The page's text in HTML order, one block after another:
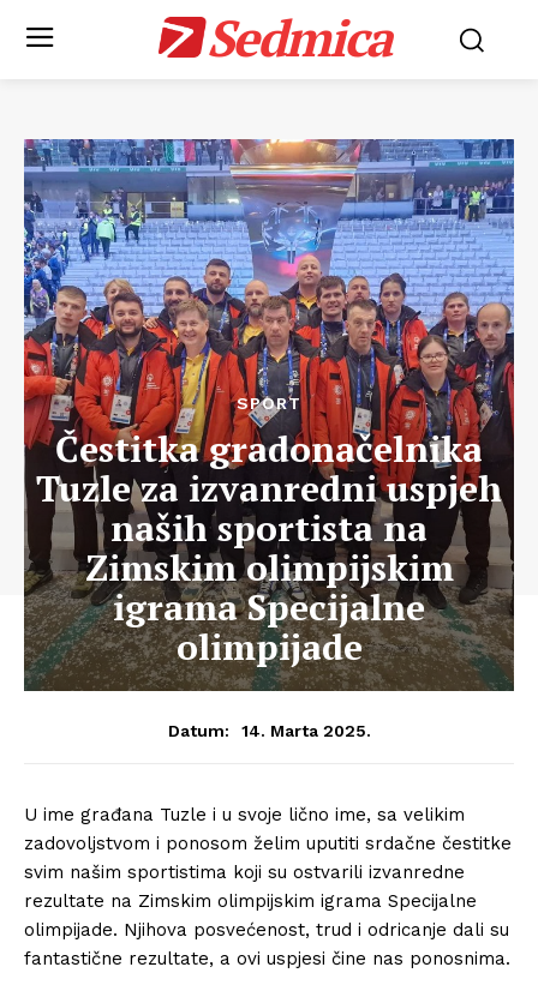
Sedmica
SPORT
Čestitka gradonačelnika
Tuzle za izvanredni uspjeh
naših sportista na
Zimskim olimpijskim
igrama Specijalne
olimpijade
Datum: 14. Marta 2025.
U ime građana Tuzle i u svoje lično ime, sa velikim
zadovoljstvom i ponosom želim uputiti srdačne čestitke
svim našim sportistima koji su ostvarili izvanredne
rezultate na Zimskim olimpijskim igrama Specijalne
olimpijade. Njihova posvećenost, trud i odricanje dali su
fantastične rezultate, a ovi uspjesi čine nas ponosnima.